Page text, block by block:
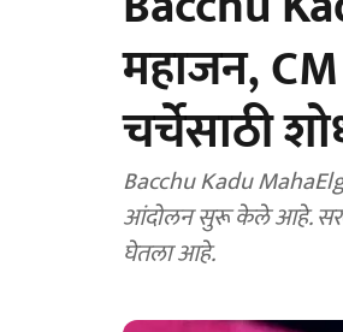
महाजन,
चर्चेसाठी
Bacchu Kadu
आंदोलन सुरू केले आहे.
घेतला आहे.